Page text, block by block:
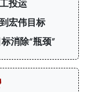
投运
宏伟目标
消除“瓶颈”